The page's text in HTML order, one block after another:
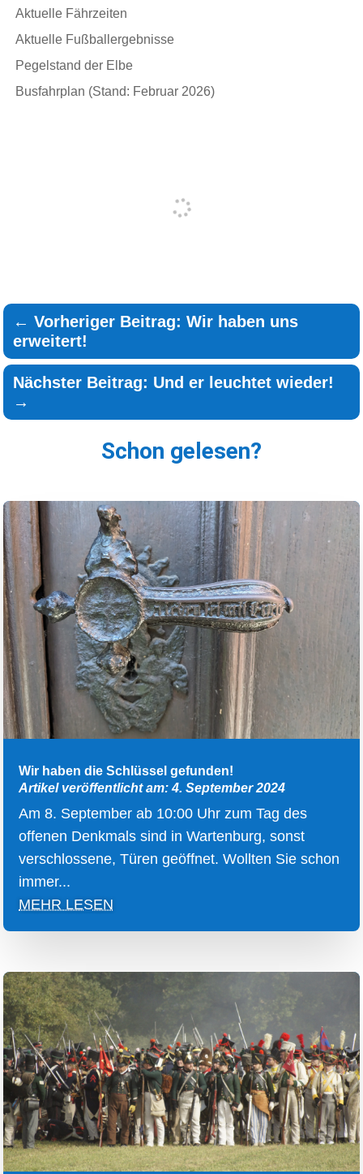
Aktuelle Fährzeiten
Aktuelle Fußballergebnisse
Pegelstand der Elbe
Busfahrplan (Stand: Februar 2026)
←Vorheriger Beitrag: Wir haben uns
erweitert!
Nächster Beitrag: Und er leuchtet wieder!
→
Schon gelesen?
Wir haben die Schlüssel gefunden!
Artikel veröffentlicht am: 4. September 2024
Am 8. September ab 10:00 Uhr zum Tag des
offenen Denkmals sind in Wartenburg, sonst
verschlossene, Türen geöffnet. Wollten Sie schon
immer...
MEHR LESEN